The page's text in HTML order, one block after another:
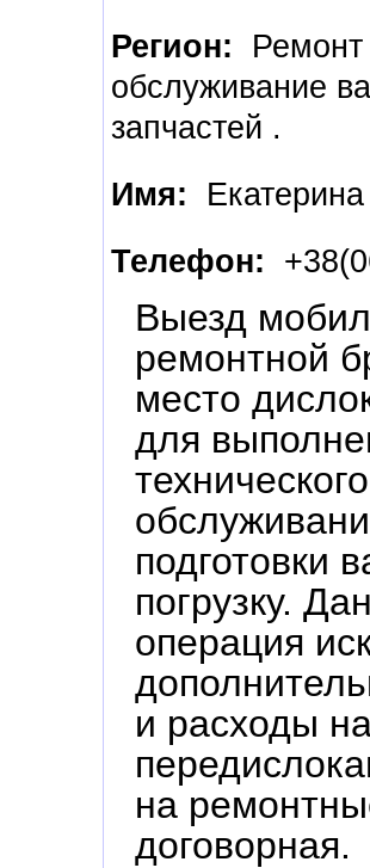
Регион:
Ремонт
обслуживание
запчастей .
Имя:
Екатерина
Телефон:
Выезд
ремонтной
место
для
технического
подготовки
погрузку.
операция
и расходы
на
договорная.